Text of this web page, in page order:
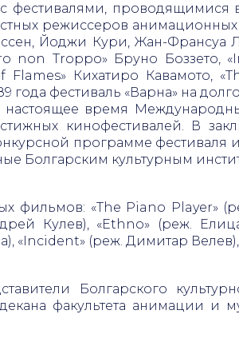
проводящимися
режиссеров
Йоджи Кури, Жан-
non Troppo» Бруно
Кихатиро Кавамото,
года фестиваль «Варна» на
настоящее время
кинофестивалей. В
программе фестиваля
Болгарским культурным
фильмов: «The Piano Player»
Кулев), «Ethno» (реж.
«Incident» (реж. Димитар
Болгарского
факультета анимации и